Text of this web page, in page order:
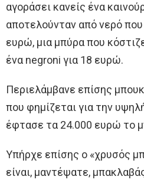
αγοράσει κανείς ένα
αποτελούνταν από νερό
ευρώ, μια μπύρα που
ένα negroni για 18 ευρώ.
Περιελάμβανε επίσης
που φημίζεται για την
έφτασε τα 24.000 ευρώ το
Υπήρχε επίσης ο «χρυσός
είναι, μαντέψατε,